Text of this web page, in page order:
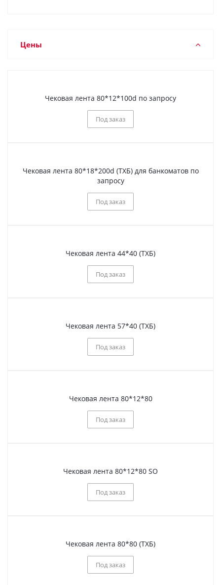
Цены
Чековая лента 80*12*100d по запросу
Под заказ
Чековая лента 80*18*200d (ТХБ) для банкоматов по
запросу
Под заказ
Чековая лента 44*40 (ТХБ)
Под заказ
Чековая лента 57*40 (ТХБ)
Под заказ
Чековая лента 80*12*80
Под заказ
Чековая лента 80*12*80 SO
Под заказ
Чековая лента 80*80 (ТХБ)
Под заказ